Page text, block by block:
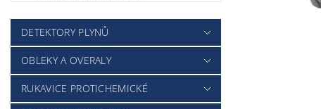
DETEKTORY PLYNŮ
OBLEKY A OVERALY
RUKAVICE PROTICHEMICKÉ